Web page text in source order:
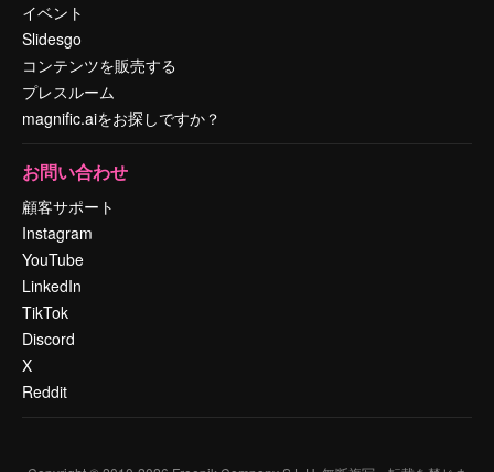
イベント
Slidesgo
コンテンツを販売する
プレスルーム
magnific.aiをお探しですか？
お問い合わせ
顧客サポート
Instagram
YouTube
LinkedIn
TikTok
Discord
X
Reddit